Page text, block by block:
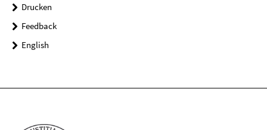
Drucken
Feedback
English